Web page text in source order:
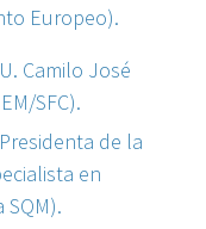
Europeo).
Camilo José
SFC).
de la
en